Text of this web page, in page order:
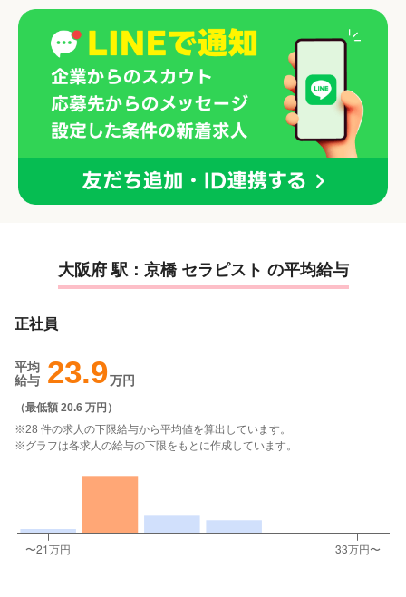
大阪府 駅：京橋 セラピスト の平均給与
正社員
平均
給与 23.9万円
（最低額 20.6 万円 ）
※28 件の求人の下限給与から平均値を算出しています。
※グラフは各求人の給与の下限をもとに作成しています。